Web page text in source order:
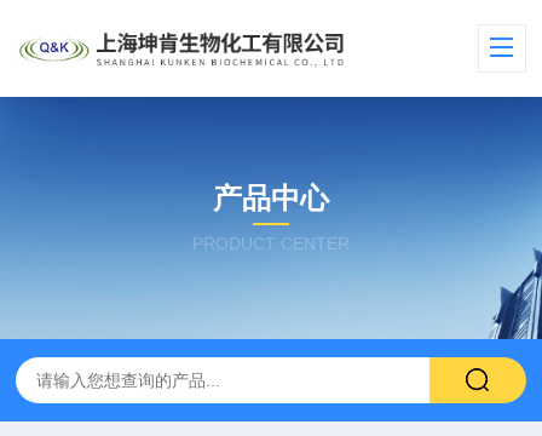
产品中心
PRODUCT CENTER